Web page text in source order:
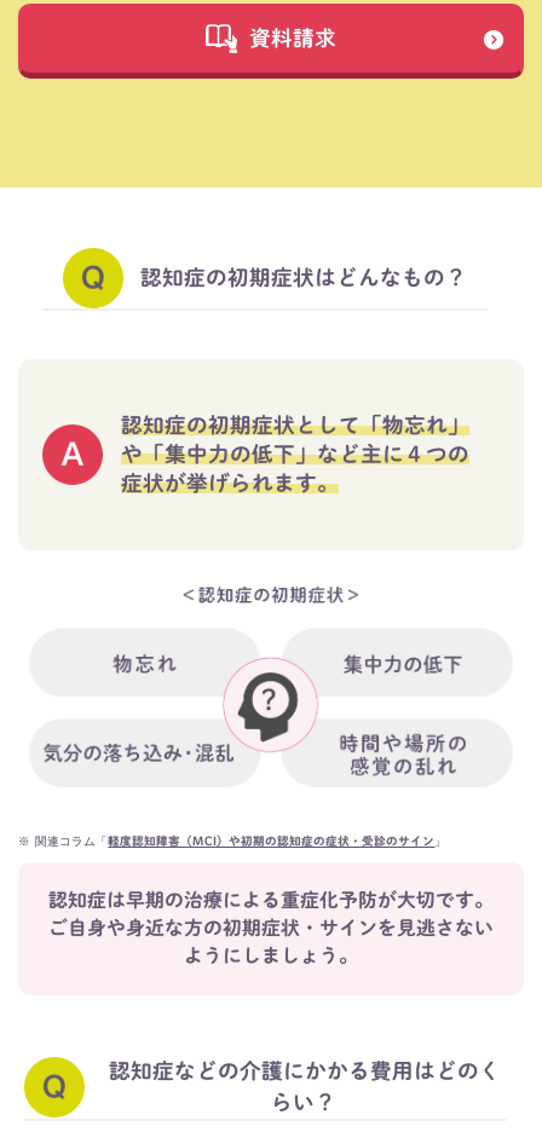
資料請求
認知症の初期症状はどんなもの？
認知症の初期症状として「物忘れ」
や「集中力の低下」など主に４つの
症状が挙げられます。
※ 関連コラム「軽度認知障害（MCI）や初期の認知症の症状・受診のサイン 」
認知症は早期の治療による重症化予防が大切です。
ご自身や身近な方の初期症状・サインを見逃さない
ようにしましょう。
認知症などの介護にかかる費用はどのく
らい？